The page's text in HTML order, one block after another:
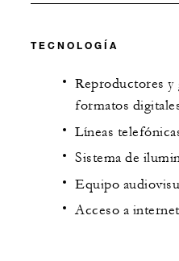
TECNOLOGÍA
Reproductores y
formatos
Líneas
Sistema de
Equipo
Acceso a